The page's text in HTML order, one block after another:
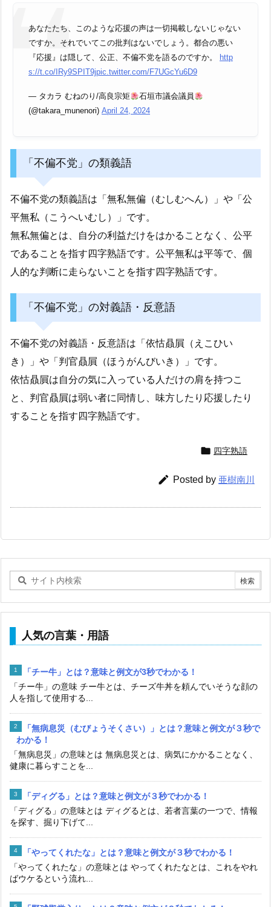
あなたたち、このような応援の声は一切掲載しないじゃない
ですか。それでいてこの批判はないでしょう。都合の悪い
『応援』は隠して、公正、不偏不党を語るのですか。 http
s://t.co/IRy9SPIT9jpic.twitter.com/F7UGcYu6D9
— タカラ むねのり/高良宗矩
石垣市議会議員
(@takara_munenori) April 24, 2024
「不偏不党」の類義語
不偏不党の類義語は「無私無偏（むしむへん）」や「公
平無私（こうへいむし）」です。
無私無偏とは、自分の利益だけをはかることなく、公平
であることを指す四字熟語です。公平無私は平等で、個
人的な判断に走らないことを指す四字熟語です。
「不偏不党」の対義語・反意語
不偏不党の対義語・反意語は「依怙贔屓（えこひい
き）」や「判官贔屓（ほうがんびいき）」です。
依怙贔屓は自分の気に入っている人だけの肩を持つこ
と、判官贔屓は弱い者に同情し、味方したり応援したり
することを指す四字熟語です。
 四字熟語
 Posted by 亜樹南川
人気の言葉・用語
「チー牛」とは？意味と例文が3秒でわかる！
「チー牛」の意味 チー牛とは、チーズ牛丼を頼んでいそうな顔の
人を指して使用する...
「無病息災（むびょうそくさい）」とは？意味と例文が３秒で
わかる！
「無病息災」の意味とは 無病息災とは、病気にかかることなく、
健康に暮らすことを...
「ディグる」とは？意味と例文が３秒でわかる！
「ディグる」の意味とは ディグるとは、若者言葉の一つで、情報
を探す、掘り下げて...
「やってくれたな」とは？意味と例文が３秒でわかる！
「やってくれたな」の意味とは やってくれたなとは、これをやれ
ばウケるという流れ...